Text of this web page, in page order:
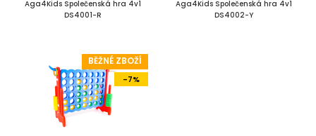
Aga4Kids Společenská hra 4v1
DS4001-R
Aga4Kids Společenská hra 4v1
DS4002-Y
BĚŽNÉ ZBOŽÍ
-7%